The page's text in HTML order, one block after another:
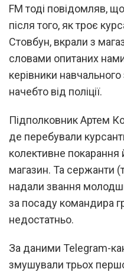
FM тоді повідомляв,
після того, як троє
Стовбун, вкрали з
словами опитаних
керівники
начебто від поліції.
Підполковник Артем
де перебували
колективне покарання
магазин. Та сержанти
надали звання
за посаду командира
недостатньо.
За даними Telegram-
змушували трьох